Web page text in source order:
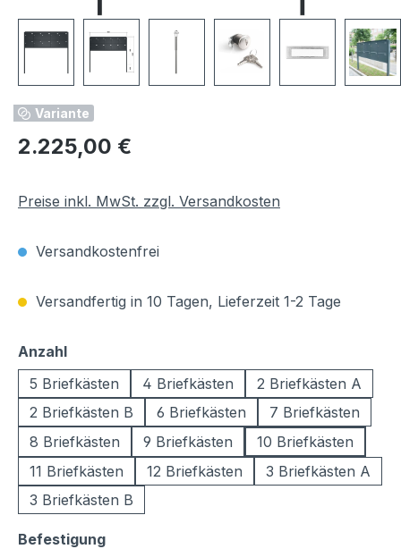
Variante
Regulärer Preis:
2.225,00 €
Preise inkl. MwSt. zzgl. Versandkosten
Versandkostenfrei
Versandfertig in 10 Tagen, Lieferzeit 1-2 Tage
Anzahlauswählen
5 Briefkästen
4 Briefkästen
2 Briefkästen A
2 Briefkästen B
6 Briefkästen
7 Briefkästen
8 Briefkästen
9 Briefkästen
10 Briefkästen
11 Briefkästen
12 Briefkästen
3 Briefkästen A
3 Briefkästen B
Befestigungauswählen